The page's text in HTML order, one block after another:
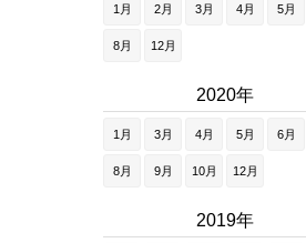
1月 2月 3月 4月 5月
8月 12月
2020年
1月 3月 4月 5月 6月
8月 9月 10月 12月
2019年